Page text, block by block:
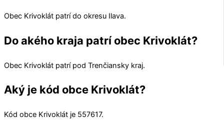
Obec Krivoklát patrí do okresu Ilava.
Do akého kraja patrí obec Krivoklát?
Obec Krivoklát patrí pod Trenčiansky kraj.
Aký je kód obce Krivoklát?
Kód obce Krivoklát je 557617.